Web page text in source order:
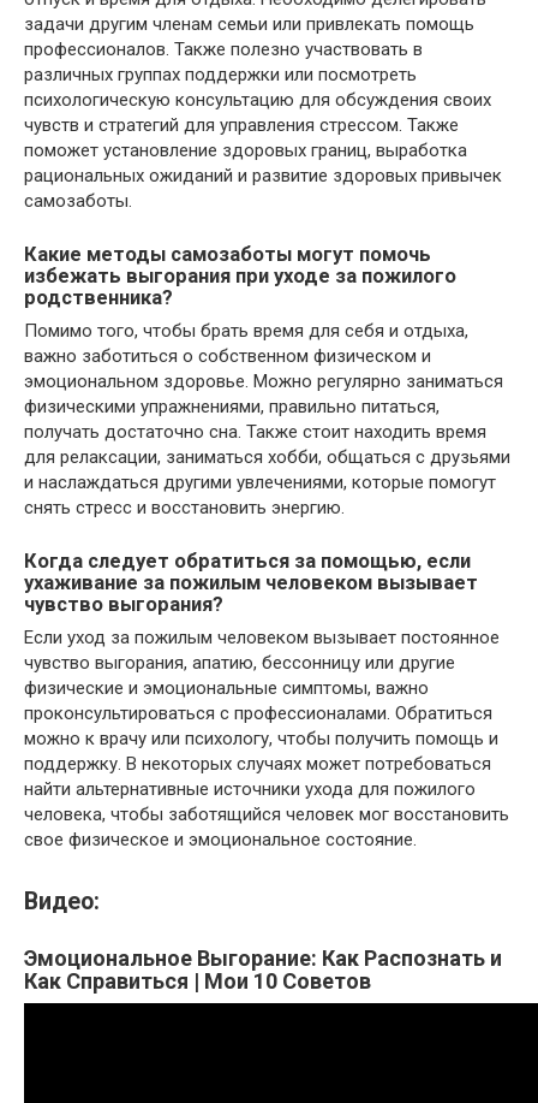
задачи другим членам семьи или привлекать помощь
профессионалов. Также полезно участвовать в
различных группах поддержки или посмотреть
психологическую консультацию для обсуждения своих
чувств и стратегий для управления стрессом. Также
поможет установление здоровых границ, выработка
рациональных ожиданий и развитие здоровых привычек
самозаботы.
Какие методы самозаботы могут помочь
избежать выгорания при уходе за пожилого
родственника?
Помимо того, чтобы брать время для себя и отдыха,
важно заботиться о собственном физическом и
эмоциональном здоровье. Можно регулярно заниматься
физическими упражнениями, правильно питаться,
получать достаточно сна. Также стоит находить время
для релаксации, заниматься хобби, общаться с друзьями
и наслаждаться другими увлечениями, которые помогут
снять стресс и восстановить энергию.
Когда следует обратиться за помощью, если
ухаживание за пожилым человеком вызывает
чувство выгорания?
Если уход за пожилым человеком вызывает постоянное
чувство выгорания, апатию, бессонницу или другие
физические и эмоциональные симптомы, важно
проконсультироваться с профессионалами. Обратиться
можно к врачу или психологу, чтобы получить помощь и
поддержку. В некоторых случаях может потребоваться
найти альтернативные источники ухода для пожилого
человека, чтобы заботящийся человек мог восстановить
свое физическое и эмоциональное состояние.
Видео:
Эмоциональное Выгорание: Как Распознать и
Как Справиться | Мои 10 Советов